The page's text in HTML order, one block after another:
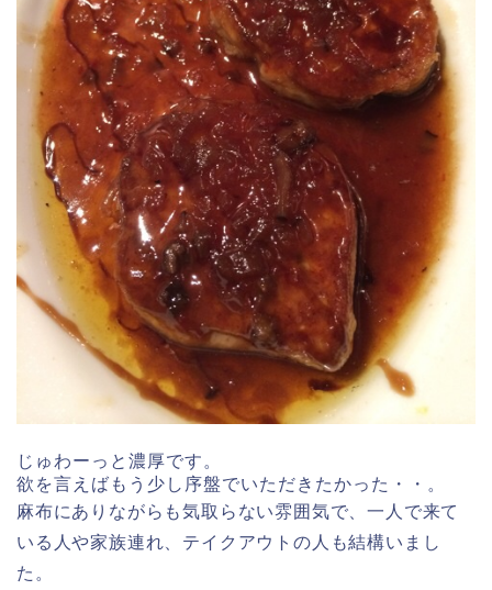
じゅわーっと濃厚です。
欲を言えばもう少し序盤でいただきたかった・・。
麻布にありながらも気取らない雰囲気で、一人で来て
いる人や家族連れ、テイクアウトの人も結構いまし
た。